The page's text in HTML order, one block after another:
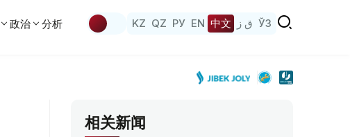
政治 分析 KZ QZ РУ EN 中文 ق ز ЎЗ
相关新闻